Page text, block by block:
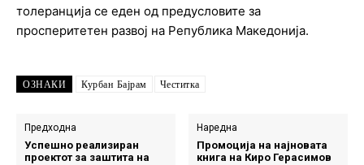
толеранција се еден од предусловите за
просперитетен развој на Република Македонија.
ОЗНАКИ Курбан Бајрам Честитка
Предходна
Успешно реализиран
проектот за заштита на
Наредна
Промоција на најновата
книга на Киро Герасимов